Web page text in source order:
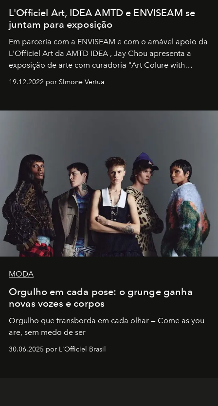
L'Officiel Art, IDEA AMTD e ENVISEAM se
juntam para exposição
Em parceria com a ENVISEAM e com o amável apoio da
L'Officiel Art da AMTD IDEA , Jay Chou apresenta a
exposição de arte com curadoria "Art Colure with
19.12.2022 por SImone Vertua
MODA
Orgulho em cada pose: o grunge ganha
novas vozes e corpos
Orgulho que transborda em cada olhar — Come as you
are, sem medo de ser
30.06.2025 por L'Officiel Brasil